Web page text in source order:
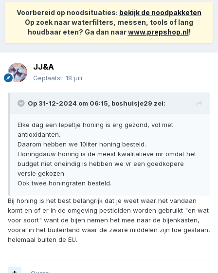
Voorbereid op noodsituaties: bekijk de noodpakketen
Op zoek naar waterfilters, messen, tools of lang
houdbaar eten? Ga dan naarwww.prepshop.nl!
JJ&A
Geplaatst: 18 juli
Op 31-12-2024 om 06:15, boshuisje29 zei:
Elke dag een lepeltje honing is erg gezond, vol met
antioxidanten.
Daarom hebben we 10liter honing besteld.
Honingdauw honing is de meest kwalitatieve mr omdat het
budget niet oneindig is hebben we vr een goedkopere
versie gekozen.
Ook twee honingraten besteld.
Bij honing is het best belangrijk dat je weet waar het vandaan
komt en of er in de omgeving pesticiden worden gebruikt "en wat
voor soort" want de bijen nemen het mee naar de bijenkasten,
vooral in het buitenland waar de zware middelen zijn toe gestaan,
helemaal buiten de EU.